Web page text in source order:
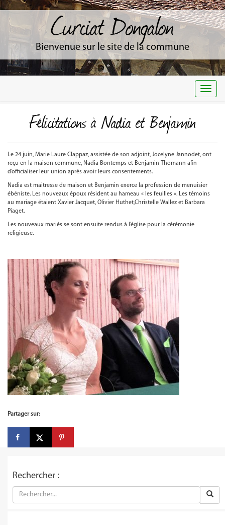
Curciat Dongalon
Bienvenue sur le site de la commune
Félicitations à Nadia et Benjamin
Le 24 juin, Marie Laure Clappaz, assistée de son adjoint, Jocelyne Jannodet, ont
reçu en la maison commune, Nadia Bontemps et Benjamin Thomann afin
d’officialiser leur union après avoir leurs consentements.
Nadia est maitresse de maison et Benjamin exerce la profession de menuisier
ébéniste. Les nouveaux époux résident au hameau « les feuilles ». Les témoins
au mariage étaient Xavier Jacquet, Olivier Huthet,Christelle Wallez et Barbara
Piaget.
Les nouveaux mariés se sont ensuite rendus à l’église pour la cérémonie
religieuse.
Partager sur:
Rechercher :